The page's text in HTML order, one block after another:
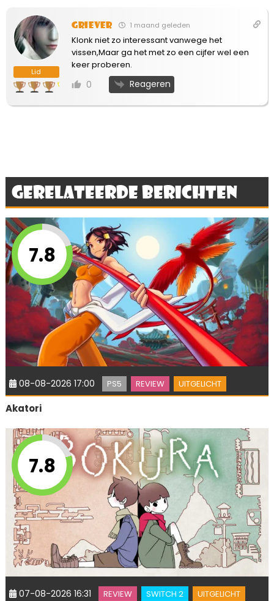
Lid
Griever 1 maand geleden
Klonk niet zo interessant vanwege het
vissen,Maar ga het met zo een cijfer wel een
keer proberen.
0 Reageren
Gerelateerde berichten
7.8
08-08-2026 17:00 PS5 REVIEW UITGELICHT
Akatori
7.8
07-08-2026 16:31 REVIEW SWITCH 2 UITGELICHT